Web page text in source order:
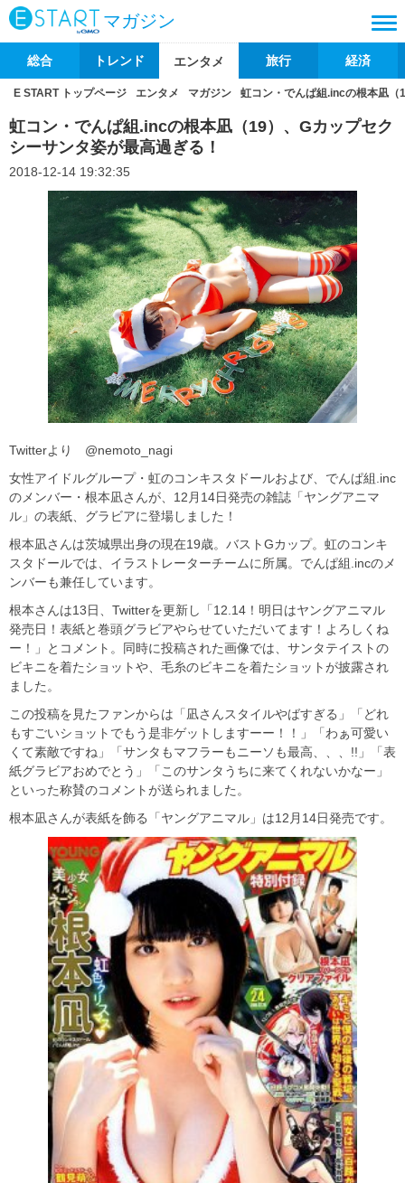
マガジン
総合 トレンド エンタメ 旅行 経済
E START トップページ エンタメ マガジン 虹コン・でんぱ組.incの根本凪（
虹コン・でんぱ組.incの根本凪（19）、Gカップセク
シーサンタ姿が最高過ぎる！
2018-12-14 19:32:35
Twitterより @nemoto_nagi
女性アイドルグループ・虹のコンキスタドールおよび、でんぱ組.inc
のメンバー・根本凪さんが、12月14日発売の雑誌「ヤングアニマ
ル」の表紙、グラビアに登場しました！
根本凪さんは茨城県出身の現在19歳。バストGカップ。虹のコンキ
スタドールでは、イラストレーターチームに所属。でんぱ組.incのメ
ンバーも兼任しています。
根本さんは13日、Twitterを更新し「12.14！明日はヤングアニマル
発売日！表紙と巻頭グラビアやらせていただいてます！よろしくね
ー！」とコメント。同時に投稿された画像では、サンタテイストの
ビキニを着たショットや、毛糸のビキニを着たショットが披露され
ました。
この投稿を見たファンからは「凪さんスタイルやばすぎる」「どれ
もすごいショットでもう是非ゲットしますーー！！」「わぁ可愛い
くて素敵ですね」「サンタもマフラーもニーソも最高、、、!!」「表
紙グラビアおめでとう」「このサンタうちに来てくれないかなー」
といった称賛のコメントが送られました。
根本凪さんが表紙を飾る「ヤングアニマル」は12月14日発売です。